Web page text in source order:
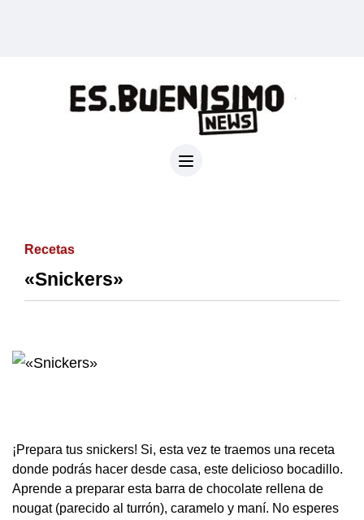
Recetas
«Snickers»
¡Prepara tus snickers! Si, esta vez te traemos una receta
donde podrás hacer desde casa, este delicioso bocadillo.
Aprende a preparar esta barra de chocolate rellena de
nougat (parecido al turrón), caramelo y maní. No esperes